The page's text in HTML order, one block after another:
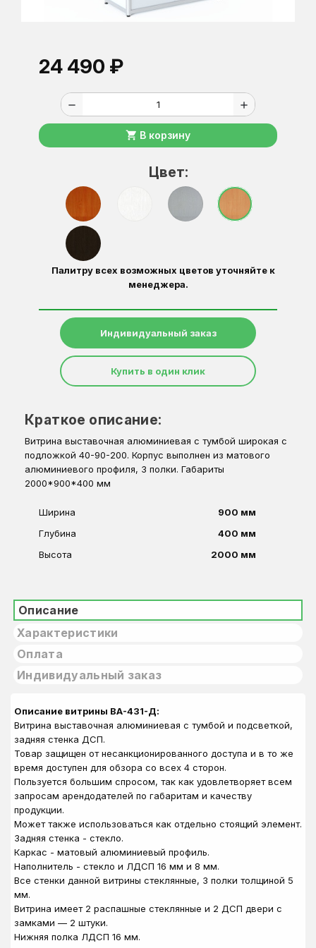
24 490 ₽
remove add
shopping_cart В корзину
Цвет:
Палитру всех возможных цветов уточняйте к
менеджера.
Индивидуальный заказ
Купить в один клик
Краткое описание:
Витрина выставочная алюминиевая с тумбой широкая с
подложкой 40-90-200. Корпус выполнен из матового
алюминиевого профиля, 3 полки. Габариты
2000*900*400 мм
Ширина
900 мм
Глубина
400 мм
Высота
2000 мм
Описание
Характеристики
Оплата
Индивидуальный заказ
Описание витрины ВА-431-Д:
Витрина выставочная алюминиевая с тумбой и подсветкой,
задняя стенка ДСП.
Товар защищен от несанкционированного доступа и в то же
время доступен для обзора со всех 4 сторон.
Пользуется большим спросом, так как удовлетворяет всем
запросам арендодателей по габаритам и качеству
продукции.
Может также использоваться как отдельно стоящий элемент.
Задняя стенка - стекло.
Каркас - матовый алюминиевый профиль.
Наполнитель - стекло и ЛДСП 16 мм и 8 мм.
Все стенки данной витрины стеклянные, 3 полки толщиной 5
мм.
Витрина имеет 2 распашные стеклянные и 2 ДСП двери с
замками — 2 штуки.
Нижняя полка ЛДСП 16 мм.